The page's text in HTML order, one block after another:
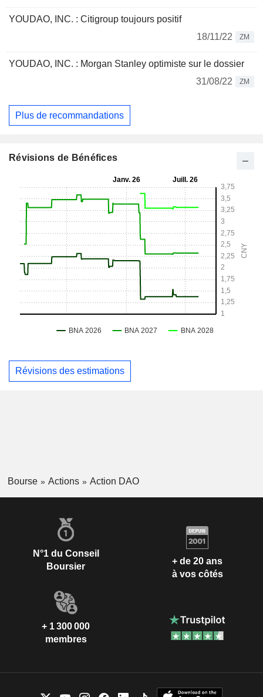
YOUDAO, INC. : Citigroup toujours positif
18/11/22
ZM
YOUDAO, INC. : Morgan Stanley optimiste sur le dossier
31/08/22
ZM
Plus de recommandations
Révisions de Bénéfices
Révisions des estimations
Bourse Actions Action DAO
N°1 du Conseil
Boursier
+ de 20 ans
à vos côtés
+ 1 300 000
membres